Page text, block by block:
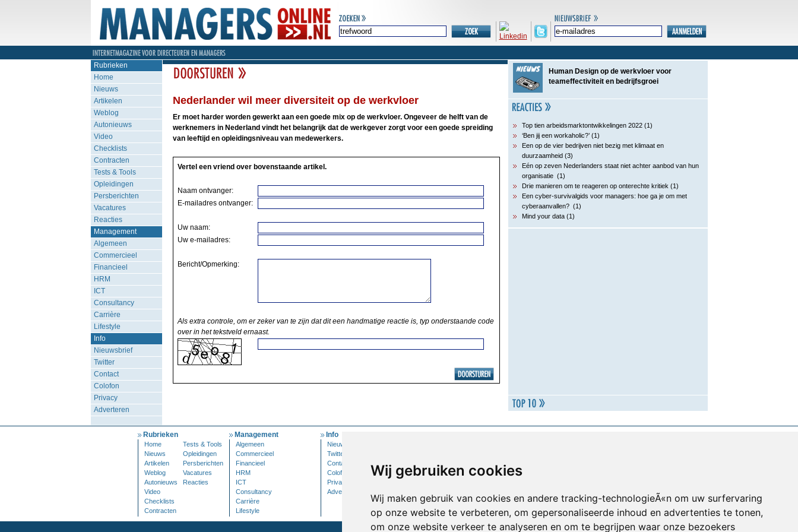
Wij gebruiken cookies
Wij maken gebruik van cookies en andere tracking-technologieÃ«n om uw surfervaring
op onze website te verbeteren, om gepersonaliseerde inhoud en advertenties te tonen,
om onze website verkeer te analyseren en om te begrijpen waar onze bezoekers
Rubrieken
Home
Nieuws
Artikelen
Weblog
Autonieuws
Video
Checklists
Contracten
Tests & Tools
Opleidingen
Persberichten
Vacatures
Reacties
Management
Algemeen
Commercieel
Financieel
HRM
ICT
Consultancy
Carrière
Lifestyle
Info
Nieuwsbrief
Twitter
Contact
Colofon
Privacy
Adverteren
Nederlander wil meer diversiteit op de werkvloer
Er moet harder worden gewerkt aan een goede mix op de werkvloer. Ongeveer de helft van de
werknemers in Nederland vindt het belangrijk dat de werkgever zorgt voor een goede spreiding
van leeftijd en opleidingsniveau van medewerkers.
Vertel een vriend over bovenstaande artikel.
Naam ontvanger:
E-mailadres ontvanger:
Uw naam:
Uw e-mailadres:
Bericht/Opmerking:
Als extra controle, om er zeker van te zijn dat dit een handmatige reactie is, typ onderstaande code
over in het tekstveld ernaast.
Human Design op de werkvloer voor
teameffectiviteit en bedrijfsgroei
Top tien arbeidsmarktontwikkelingen 2022 (1)
‘Ben jij een workaholic?’ (1)
Een op de vier bedrijven niet bezig met klimaat en
duurzaamheid (3)
Eén op zeven Nederlanders staat niet achter aanbod van hun
organisatie (1)
Drie manieren om te reageren op onterechte kritiek (1)
Een cyber-survivalgids voor managers: hoe ga je om met
cyberaanvallen? (1)
Mind your data (1)
Rubrieken
Home
Tests & Tools
Nieuws
Opleidingen
Artikelen
Persberichten
Weblog
Vacatures
Autonieuws
Reacties
Video
Checklists
Contracten
Management
Algemeen
Commercieel
Financieel
HRM
ICT
Consultancy
Carrière
Lifestyle
Info
Nieuwsbrief
Twitter
Contact
Colofon
Privacy
Adverteren